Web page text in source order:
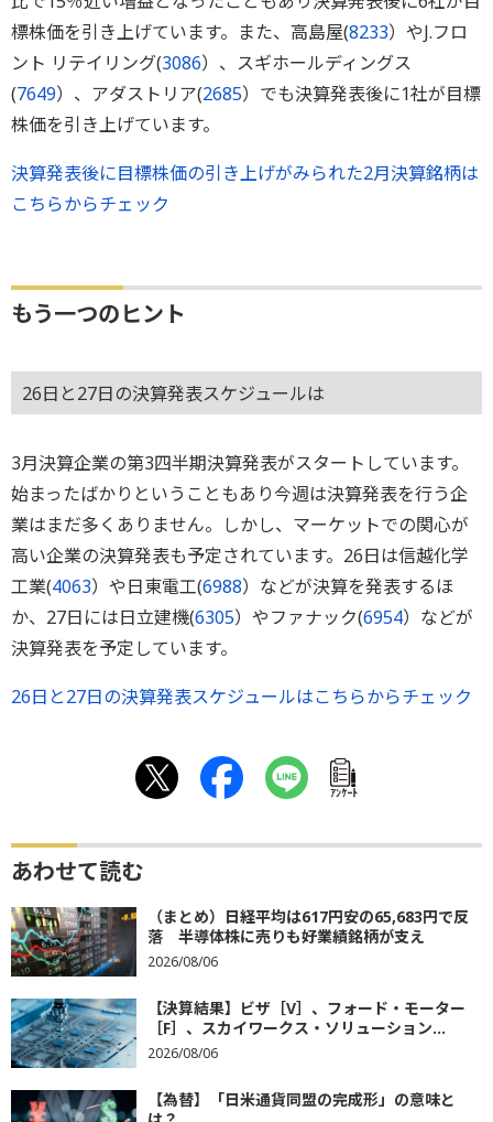
標株価を引き上げています。また、高島屋(8233）やJ.フロ
ント リテイリング(3086）、スギホールディングス
(7649）、アダストリア(2685）でも決算発表後に1社が目標
株価を引き上げています。
決算発表後に目標株価の引き上げがみられた2月決算銘柄は
こちらからチェック
もう一つのヒント
26日と27日の決算発表スケジュールは
3月決算企業の第3四半期決算発表がスタートしています。
始まったばかりということもあり今週は決算発表を行う企
業はまだ多くありません。しかし、マーケットでの関心が
高い企業の決算発表も予定されています。26日は信越化学
工業(4063）や日東電工(6988）などが決算を発表するほ
か、27日には日立建機(6305）やファナック(6954）などが
決算発表を予定しています。
26日と27日の決算発表スケジュールはこちらからチェック
ｱﾝｹｰﾄ
あわせて読む
（まとめ）日経平均は617円安の65,683円で反
落 半導体株に売りも好業績銘柄が支え
2026/08/06
【決算結果】ビザ［V］、フォード・モーター
［F］、スカイワークス・ソリューション...
2026/08/06
【為替】「日米通貨同盟の完成形」の意味と